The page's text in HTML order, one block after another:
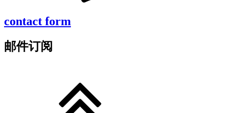
contact form
邮件订阅